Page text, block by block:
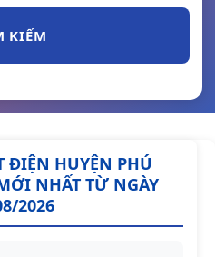
KIẾM
ĐIỆN HUYỆN PHÚ
NHẤT TỪ NGÀY
2026